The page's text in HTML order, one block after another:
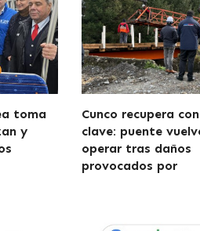
toma
y
Cunco recupera
clave: puente
operar tras daños
provocados por